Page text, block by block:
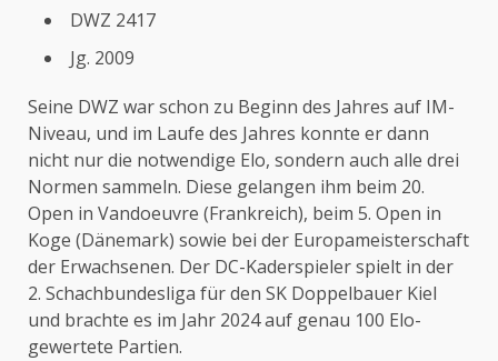
DWZ 2417
Jg. 2009
Seine DWZ war schon zu Beginn des Jahres auf IM-
Niveau, und im Laufe des Jahres konnte er dann
nicht nur die notwendige Elo, sondern auch alle drei
Normen sammeln. Diese gelangen ihm beim 20.
Open in Vandoeuvre (Frankreich), beim 5. Open in
Koge (Dänemark) sowie bei der Europameisterschaft
der Erwachsenen. Der DC-Kaderspieler spielt in der
2. Schachbundesliga für den SK Doppelbauer Kiel
und brachte es im Jahr 2024 auf genau 100 Elo-
gewertete Partien.